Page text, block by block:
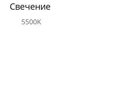
Свечение
5500K